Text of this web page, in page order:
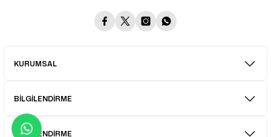
KURUMSAL
BİLGİLENDİRME
BİLGİLENDİRME